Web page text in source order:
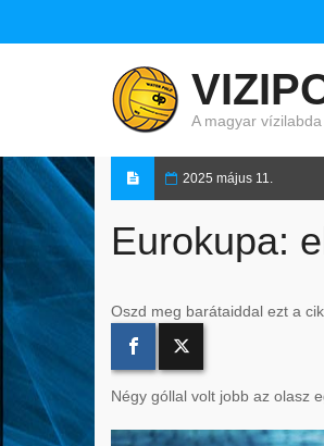
A magyar
2025 május 11.
Eurokupa:
Oszd meg barátaiddal ezt a
Négy góllal volt jobb az olasz